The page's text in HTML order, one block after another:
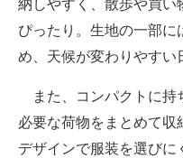
納しやすく、散歩や買い
ぴったり。生地の一部に
め、天候が変わりやすい
また、コンパクトに持
必要な荷物をまとめて収
デザインで服装を選びに